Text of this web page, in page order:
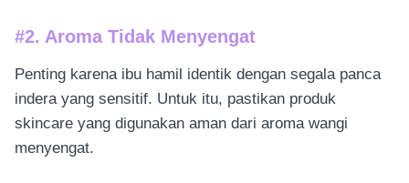
#2. Aroma Tidak Menyengat
Penting karena ibu hamil identik dengan segala panca
indera yang sensitif. Untuk itu, pastikan produk
skincare yang digunakan aman dari aroma wangi
menyengat.